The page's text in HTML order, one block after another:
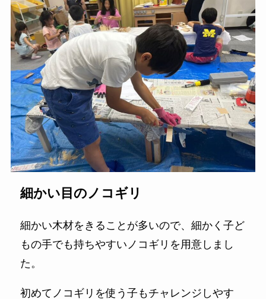
細かい目のノコギリ
細かい木材をきることが多いので、細かく子ど
もの手でも持ちやすいノコギリを用意しまし
た。
初めてノコギリを使う子もチャレンジしやす